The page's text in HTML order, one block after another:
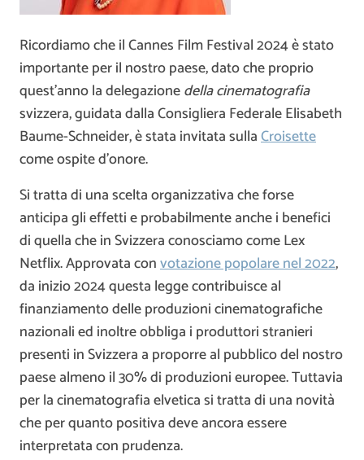
Ricordiamo che il Cannes Film Festival 2024 è stato
importante per il nostro paese, dato che proprio
quest’anno la delegazionedella cinematografia
svizzera, guidata dalla Consigliera Federale Elisabeth
Baume-Schneider, è stata invitata sullaCroisette
come ospite d’onore.
Si tratta di una scelta organizzativa che forse
anticipa gli effetti e probabilmente anche i benefici
di quella che in Svizzera conosciamo come Lex
Netflix. Approvata convotazione popolare nel 2022,
da inizio 2024 questa legge contribuisce al
finanziamento delle produzioni cinematografiche
nazionali ed inoltre obbliga i produttori stranieri
presenti in Svizzera a proporre al pubblico del nostro
paese almeno il 30% di produzioni europee. Tuttavia
per la cinematografia elvetica si tratta di una novità
che per quanto positiva deve ancora essere
interpretata con prudenza.